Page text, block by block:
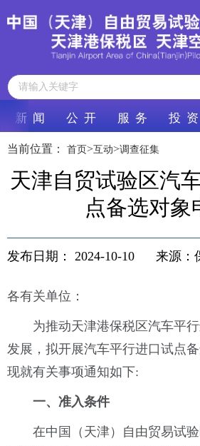
新 闻 公 开 服 务 投 资
当前位置： 首页>互动>调查征集
天津自贸试验区汽
点备选对象
发布日期： 2024-10-10 来源：
各有关单位：
为推动天津港保税区汽车平
发展，拟开展汽车平行进口试点
现就有关事项通知如下:
一、准入条件
在中国（天津）自由贸易试